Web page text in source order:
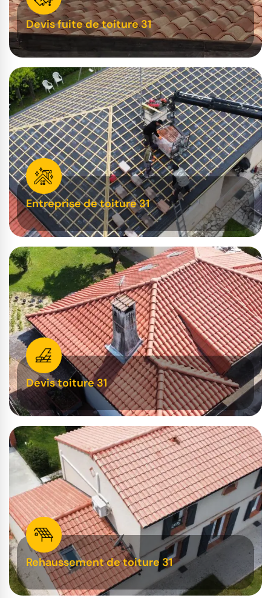
Devis fuite de toiture 31
Entreprise de toiture 31
Devis toiture 31
Rehaussement de toiture 31